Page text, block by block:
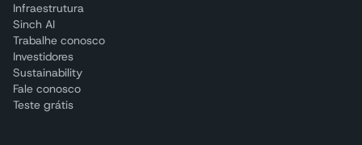
Infraestrutura
Sinch AI
Trabalhe conosco
Investidores
Sustainability
Fale conosco
Teste grátis